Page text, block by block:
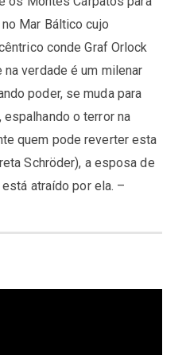
Mar Báltico cujo
conde Graf Orlock
na verdade é um milenar
poder, se muda para
espalhando o terror na
quem pode reverter esta
Schröder), a esposa de
atraído por ela. –